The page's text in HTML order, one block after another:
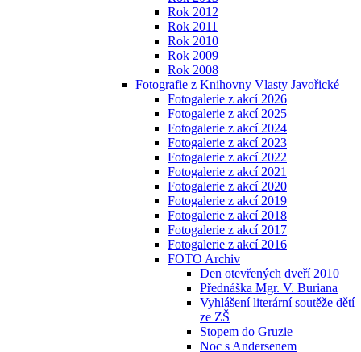
Rok 2012
Rok 2011
Rok 2010
Rok 2009
Rok 2008
Fotografie z Knihovny Vlasty Javořické
Fotogalerie z akcí 2026
Fotogalerie z akcí 2025
Fotogalerie z akcí 2024
Fotogalerie z akcí 2023
Fotogalerie z akcí 2022
Fotogalerie z akcí 2021
Fotogalerie z akcí 2020
Fotogalerie z akcí 2019
Fotogalerie z akcí 2018
Fotogalerie z akcí 2017
Fotogalerie z akcí 2016
FOTO Archiv
Den otevřených dveří 2010
Přednáška Mgr. V. Buriana
Vyhlášení literární soutěže dětí
ze ZŠ
Stopem do Gruzie
Noc s Andersenem